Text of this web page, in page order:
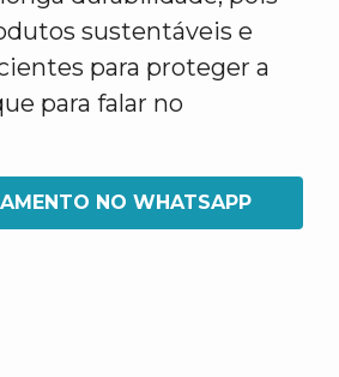
sustentáveis e
para proteger a
para falar no
NO WHATSAPP